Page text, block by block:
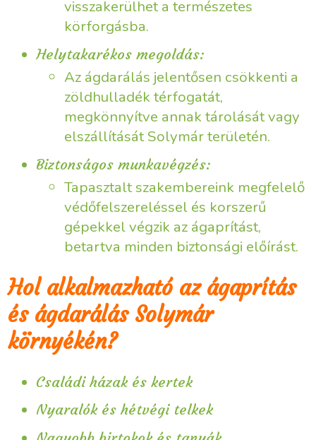
visszakerülhet a természetes
körforgásba.
Helytakarékos megoldás:
Az ágdarálás jelentősen csökkenti a
zöldhulladék térfogatát,
megkönnyítve annak tárolását vagy
elszállítását Solymár területén.
Biztonságos munkavégzés:
Tapasztalt szakembereink megfelelő
védőfelszereléssel és korszerű
gépekkel végzik az ágaprítást,
betartva minden biztonsági előírást.
Hol alkalmazható az ágaprítás
és ágdarálás Solymár
környékén?
Családi házak és kertek
Nyaralók és hétvégi telkek